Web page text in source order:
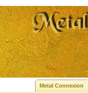
Metal Connexion